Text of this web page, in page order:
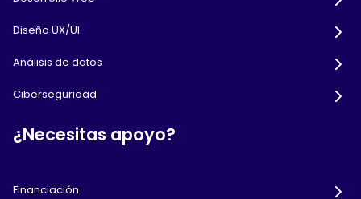
Diseño UX/UI
Análisis de datos
Ciberseguridad
¿Necesitas apoyo?
Financiación